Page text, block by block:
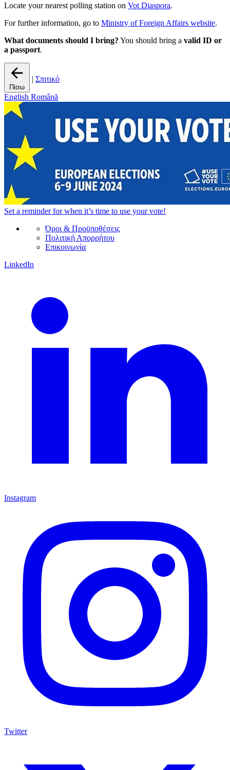
Locate your nearest polling station on Vot Diaspora.
For further information, go to Ministry of Foreign Affairs website.
What documents should I bring? You should bring a valid ID or
a passport.
Πίσω
| Σπιτικό
English Română
Set a reminderfor when it’s time to use your vote!
Όροι & Προϋποθέσεις
Πολιτική Απορρήτου
Επικοινωνία
LinkedIn
Instagram
Twitter